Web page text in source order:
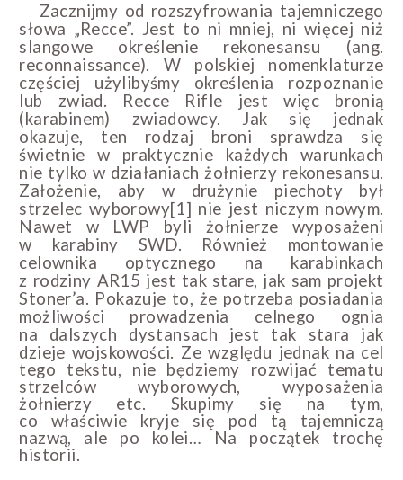
Zacznijmy od rozszyfrowania tajemniczego
słowa „Recce”. Jest to ni mniej, ni więcej niż
slangowe określenie rekonesansu (ang.
reconnaissance). W polskiej nomenklaturze
częściej użylibyśmy określenia rozpoznanie
lub zwiad. Recce Rifle jest więc bronią
(karabinem) zwiadowcy. Jak się jednak
okazuje, ten rodzaj broni sprawdza się
świetnie w praktycznie każdych warunkach
nie tylko w działaniach żołnierzy rekonesansu.
Założenie, aby w drużynie piechoty był
strzelec wyborowy[1] nie jest niczym nowym.
Nawet w LWP byli żołnierze wyposażeni
w karabiny SWD. Również montowanie
celownika optycznego na karabinkach
z rodziny AR15 jest tak stare, jak sam projekt
Stoner’a. Pokazuje to, że potrzeba posiadania
możliwości prowadzenia celnego ognia
na dalszych dystansach jest tak stara jak
dzieje wojskowości. Ze względu jednak na cel
tego tekstu, nie będziemy rozwijać tematu
strzelców wyborowych, wyposażenia
żołnierzy etc. Skupimy się na tym,
co właściwie kryje się pod tą tajemniczą
nazwą, ale po kolei… Na początek trochę
historii.